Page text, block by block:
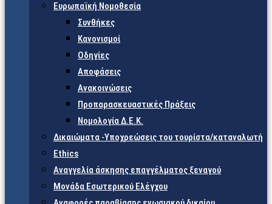
Ευρωπαϊκή Νομοθεσία
Συνθήκες
Κανονισμοί
Οδηγίες
Αποφάσεις
Ανακοινώσεις
Προπαρασκευαστικές Πράξεις
Νομολογία Δ.Ε.Κ.
Δικαιώματα -Υποχρεώσεις του τουρίστα/καταναλωτή
Ethics
Αναγγελία άσκησης επαγγέλματος ξεναγού
Μονάδα Εσωτερικού Ελέγχου